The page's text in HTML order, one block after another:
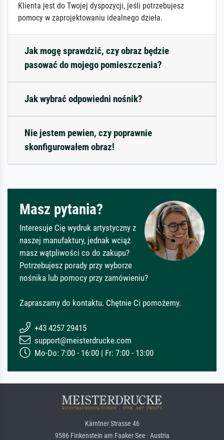
Klienta jest do Twojej dyspozycji, jeśli potrzebujesz
pomocy w zaprojektowaniu idealnego dzieła.
Jak mogę sprawdzić, czy obraz będzie
pasować do mojego pomieszczenia?
Jak wybrać odpowiedni nośnik?
Nie jestem pewien, czy poprawnie
skonfigurowałem obraz!
Masz pytania?
Interesuje Cię wydruk artystyczny z
naszej manufaktury, jednak wciąż
masz wątpliwości co do zakupu?
Potrzebujesz porady przy wyborze
nośnika lub pomocy przy zamówieniu?
Zapraszamy do kontaktu. Chętnie Ci pomożemy.
+43 4257 29415
support@meisterdrucke.com
Mo-Do: 7:00 - 16:00 | Fr: 7:00 - 13:00
Kärntner Strasse 46
9586 Finkenstein am Faaker See · Austria